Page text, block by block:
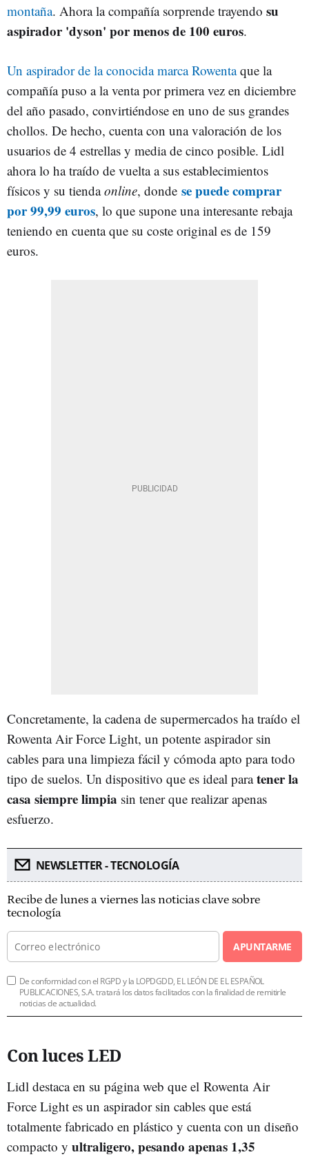
montaña. Ahora la compañía sorprende trayendo su
aspirador 'dyson' por menos de 100 euros.
Un aspirador de la conocida marca Rowentaque la
compañía puso a la venta por primera vez en diciembre
del año pasado, convirtiéndose en uno de sus grandes
chollos. De hecho, cuenta con una valoración de los
usuarios de 4 estrellas y media de cinco posible. Lidl
ahora lo ha traído de vuelta a sus establecimientos
físicos y su tiendaonline, donde se puede comprar
por 99,99 euros, lo que supone una interesante rebaja
teniendo en cuenta que su coste original es de 159
euros.
Concretamente, la cadena de supermercados ha traído el
Rowenta Air Force Light, un potente aspirador sin
cables para una limpieza fácil y cómoda apto para todo
tipo de suelos. Un dispositivo que es ideal paratener la
casa siempre limpia sin tener que realizar apenas
esfuerzo.
NEWSLETTER - TECNOLOGÍA
Recibe de lunes a viernes las noticias clave sobre
tecnología
APUNTARME
De conformidad con el RGPD y la LOPDGDD, EL LEÓN DE EL ESPAÑOL
PUBLICACIONES, S.A. tratará los datos facilitados con la finalidad de remitirle
noticias de actualidad.
Con luces LED
Lidl destaca en su página web que el Rowenta Air
Force Light es un aspirador sin cables que está
totalmente fabricado en plástico y cuenta con un diseño
compacto y ultraligero, pesando apenas 1,35